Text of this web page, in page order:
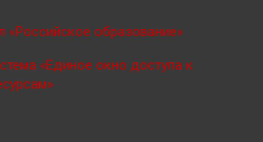
«Российское образование»
«Единое окно доступа к